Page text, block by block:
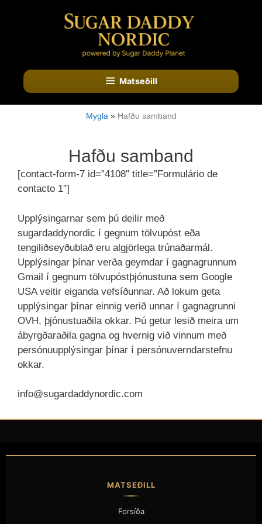
Matseðill
Mygla» Hafðu samband
Hafðu samband
[contact-form-7 id=”4108″ title=”Formulário de
contacto 1″]
Upplýsingarnar sem þú deilir með
sugardaddynordic í gegnum tölvupóst eða
tengiliðseyðublað eru algjörlega trúnaðarmál.
Upplýsingar þínar verða geymdar í gagnagrunnum
Gmail í gegnum tölvupóstþjónustuna sem Google
USA veitir eiganda vefsíðunnar. Að lokum geta
upplýsingar þínar einnig verið unnar í gagnagrunni
OVH, þjónustuaðila okkar. Þú getur lesið meira um
ábyrgðaraðila gagna og hvernig við vinnum með
persónuupplýsingar þínar í persónuverndarstefnu
okkar.
info@sugardaddynordic.com
MATSEÐILL
Forsíða